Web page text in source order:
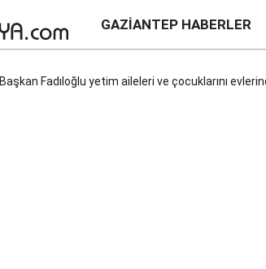
GAZIANTEP HABERLER
Başkan Fadıloğlu yetim aileleri ve çocuklarını